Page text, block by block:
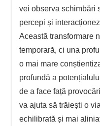
vei observa schimbări
percepi și
Această transformare
temporară, ci una
o mai mare
profundă a
de a face față
va ajuta să trăiești o
echilibrată și mai